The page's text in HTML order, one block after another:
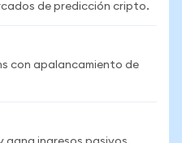
de predicción cripto.
con apalancamiento de